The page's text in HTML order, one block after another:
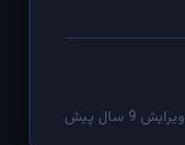
9 سال پیش